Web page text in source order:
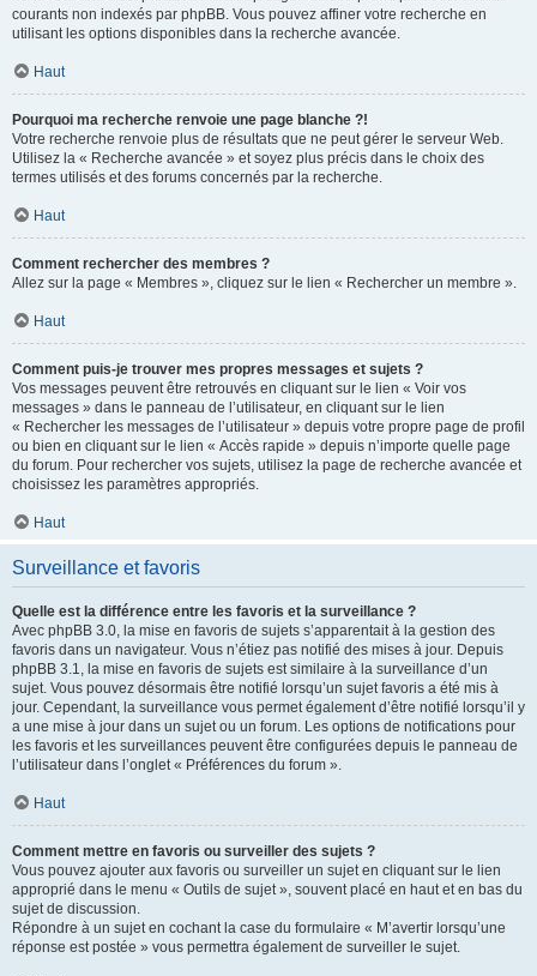
courants non indexés par phpBB. Vous pouvez affiner votre recherche en
utilisant les options disponibles dans la recherche avancée.
Haut
Pourquoi ma recherche renvoie une page blanche ?!
Votre recherche renvoie plus de résultats que ne peut gérer le serveur Web.
Utilisez la « Recherche avancée » et soyez plus précis dans le choix des
termes utilisés et des forums concernés par la recherche.
Haut
Comment rechercher des membres ?
Allez sur la page « Membres », cliquez sur le lien « Rechercher un membre ».
Haut
Comment puis-je trouver mes propres messages et sujets ?
Vos messages peuvent être retrouvés en cliquant sur le lien « Voir vos
messages » dans le panneau de l’utilisateur, en cliquant sur le lien
« Rechercher les messages de l’utilisateur » depuis votre propre page de profil
ou bien en cliquant sur le lien « Accès rapide » depuis n’importe quelle page
du forum. Pour rechercher vos sujets, utilisez la page de recherche avancée et
choisissez les paramètres appropriés.
Haut
Surveillance et favoris
Quelle est la différence entre les favoris et la surveillance ?
Avec phpBB 3.0, la mise en favoris de sujets s’apparentait à la gestion des
favoris dans un navigateur. Vous n’étiez pas notifié des mises à jour. Depuis
phpBB 3.1, la mise en favoris de sujets est similaire à la surveillance d’un
sujet. Vous pouvez désormais être notifié lorsqu’un sujet favoris a été mis à
jour. Cependant, la surveillance vous permet également d’être notifié lorsqu’il y
a une mise à jour dans un sujet ou un forum. Les options de notifications pour
les favoris et les surveillances peuvent être configurées depuis le panneau de
l’utilisateur dans l’onglet « Préférences du forum ».
Haut
Comment mettre en favoris ou surveiller des sujets ?
Vous pouvez ajouter aux favoris ou surveiller un sujet en cliquant sur le lien
approprié dans le menu « Outils de sujet », souvent placé en haut et en bas du
sujet de discussion.
Répondre à un sujet en cochant la case du formulaire « M’avertir lorsqu’une
réponse est postée » vous permettra également de surveiller le sujet.